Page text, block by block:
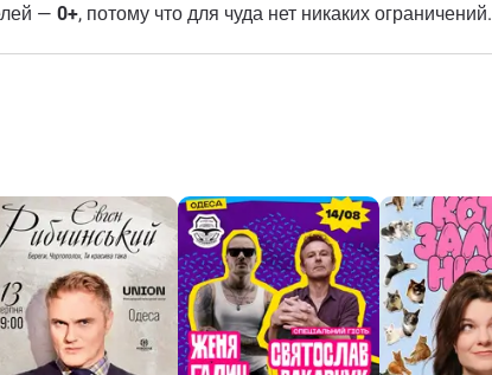
— 0+, потому что для чуда нет никаких ограничений.